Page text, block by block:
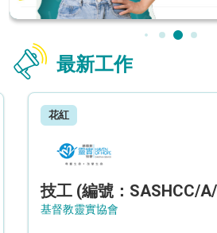
最新工作
花紅
技工 (編號：SASHCC/
基督教靈實協會